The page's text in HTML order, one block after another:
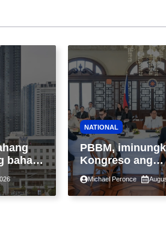
bahagi
East
public
NATIONAL
PBBM,
Kongreso ang
pansamantalang
suspensyon sa
pagpapatupad
Michael Peronce